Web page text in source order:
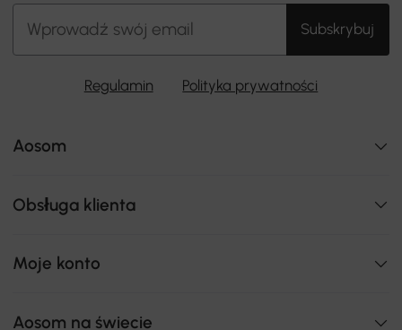
Subskrybuj
Regulamin Polityka prywatności
Aosom
Obsługa klienta
Moje konto
Aosom na świecie